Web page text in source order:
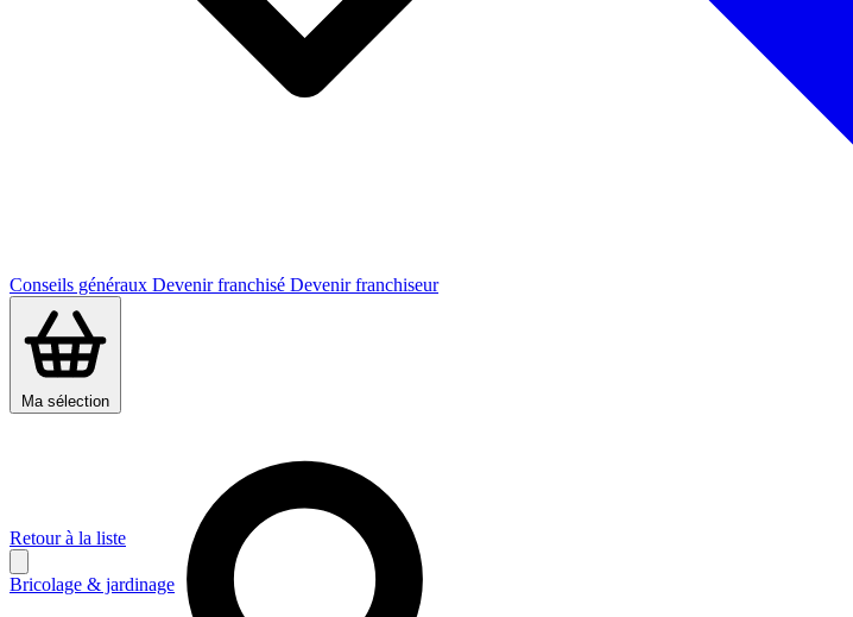
Conseils généraux Devenir franchisé Devenir franchiseur
Ma sélection
Retour à la liste
Bricolage & jardinage